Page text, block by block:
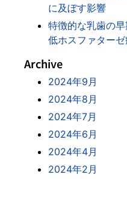
に及ぼす影響
特徴的な乳歯の
低ホスファター
Archive
2024年9月
2024年8月
2024年7月
2024年6月
2024年4月
2024年2月